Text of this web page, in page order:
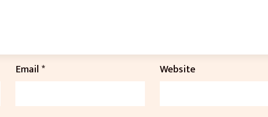
Email* Website